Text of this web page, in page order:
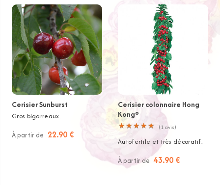
Cerisier Sunburst
Gros bigarreaux.
À partir de 22.90 €
Cerisier colonnaire Hong
Kong®
★ ★★ ★ ★
★ ★★ ★ ★ (1avis)
Autofertile et très décoratif.
À partir de 43.90 €